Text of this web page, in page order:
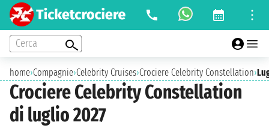
Cerca
home›Compagnie›Celebrity Cruises›Crociere Celebrity Constellation›
Crociere Celebrity Constellation
di luglio 2027